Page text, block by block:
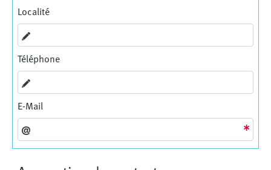
Localité
Téléphone
E-Mail